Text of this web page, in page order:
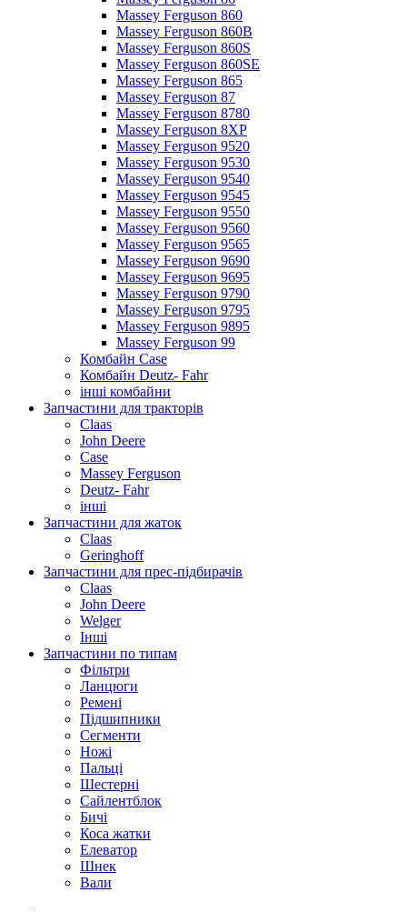
Massey Ferguson 860
Massey Ferguson 860B
Massey Ferguson 860S
Massey Ferguson 860SE
Massey Ferguson 865
Massey Ferguson 87
Massey Ferguson 8780
Massey Ferguson 8XP
Massey Ferguson 9520
Massey Ferguson 9530
Massey Ferguson 9540
Massey Ferguson 9545
Massey Ferguson 9550
Massey Ferguson 9560
Massey Ferguson 9565
Massey Ferguson 9690
Massey Ferguson 9695
Massey Ferguson 9790
Massey Ferguson 9795
Massey Ferguson 9895
Massey Ferguson 99
Комбайн Case
Комбайн Deutz- Fahr
інші комбайни
Запчастини для тракторів
Claas
John Deere
Case
Massey Ferguson
Deutz- Fahr
інші
Запчастини для жаток
Claas
Geringhoff
Запчастини для прес-підбирачів
Claas
John Deere
Welger
Інші
Запчастини по типам
Фільтри
Ланцюги
Ремені
Підшипники
Сегменти
Ножі
Пальці
Шестерні
Сайлентблок
Бичі
Коса жатки
Елеватор
Шнек
Вали